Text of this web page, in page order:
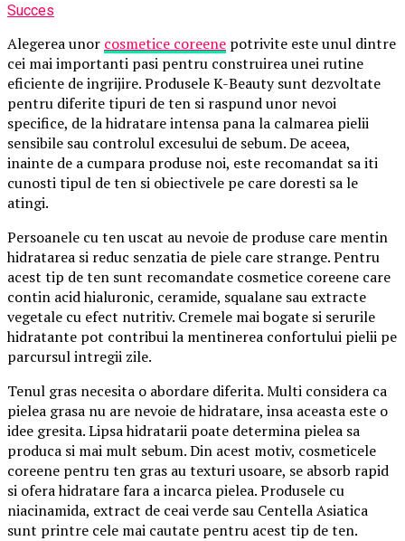
Succes
Alegerea unor cosmetice coreene potrivite este unul dintre
cei mai importanti pasi pentru construirea unei rutine
eficiente de ingrijire. Produsele K-Beauty sunt dezvoltate
pentru diferite tipuri de ten si raspund unor nevoi
specifice, de la hidratare intensa pana la calmarea pielii
sensibile sau controlul excesului de sebum. De aceea,
inainte de a cumpara produse noi, este recomandat sa iti
cunosti tipul de ten si obiectivele pe care doresti sa le
atingi.
Persoanele cu ten uscat au nevoie de produse care mentin
hidratarea si reduc senzatia de piele care strange. Pentru
acest tip de ten sunt recomandate cosmetice coreene care
contin acid hialuronic, ceramide, squalane sau extracte
vegetale cu efect nutritiv. Cremele mai bogate si serurile
hidratante pot contribui la mentinerea confortului pielii pe
parcursul intregii zile.
Tenul gras necesita o abordare diferita. Multi considera ca
pielea grasa nu are nevoie de hidratare, insa aceasta este o
idee gresita. Lipsa hidratarii poate determina pielea sa
produca si mai mult sebum. Din acest motiv, cosmeticele
coreene pentru ten gras au texturi usoare, se absorb rapid
si ofera hidratare fara a incarca pielea. Produsele cu
niacinamida, extract de ceai verde sau Centella Asiatica
sunt printre cele mai cautate pentru acest tip de ten.